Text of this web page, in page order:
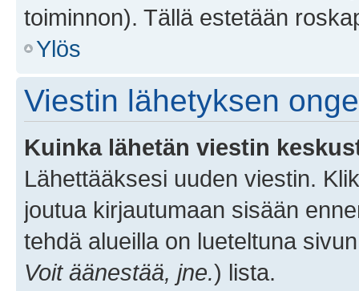
toiminnon). Tällä estetään
Ylös
Viestin lähetyksen
Kuinka lähetän viestin
Lähettääksesi uuden viestin.
joutua kirjautumaan sisään
tehdä alueilla on lueteltuna
Voit äänestää, jne.) lista.